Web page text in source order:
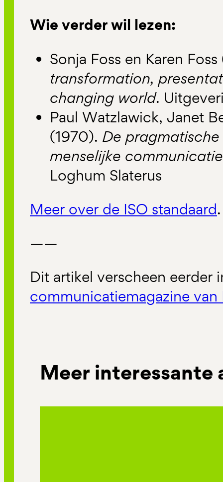
Wie verder wil lezen:
Sonja Foss en Karen
transformation,
changing world.
Paul Watzlawick, Janet
(1970). De
menselijke
Loghum Slaterus
Meer over de ISO standaard.
——
Dit artikel verscheen eerder
communicatiemagazine van
Meer interessante